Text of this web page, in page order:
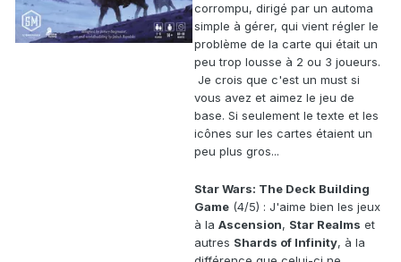
corrompu, dirigé par un automa
simple à gérer, qui vient régler le
problème de la carte qui était un
peu trop lousse à 2 ou 3 joueurs.
Je crois que c'est un must si
vous avez et aimez le jeu de
base. Si seulement le texte et les
icônes sur les cartes étaient un
peu plus gros...
Star Wars: The Deck Building
Game (4/5) : J'aime bien les jeux
à la Ascension, Star Realms et
autres Shards of Infinity, à la